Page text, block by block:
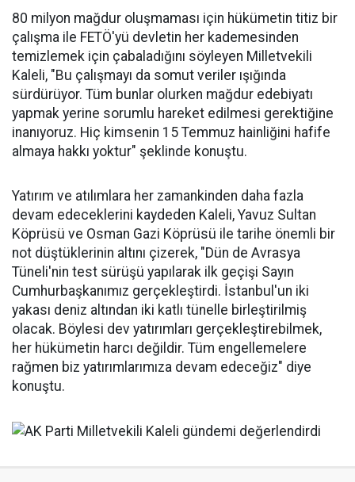
80 milyon mağdur oluşmaması için hükümetin titiz bir
çalışma ile FETÖ'yü devletin her kademesinden
temizlemek için çabaladığını söyleyen Milletvekili
Kaleli, "Bu çalışmayı da somut veriler ışığında
sürdürüyor. Tüm bunlar olurken mağdur edebiyatı
yapmak yerine sorumlu hareket edilmesi gerektiğine
inanıyoruz. Hiç kimsenin 15 Temmuz hainliğini hafife
almaya hakkı yoktur" şeklinde konuştu.
Yatırım ve atılımlara her zamankinden daha fazla
devam edeceklerini kaydeden Kaleli, Yavuz Sultan
Köprüsü ve Osman Gazi Köprüsü ile tarihe önemli bir
not düştüklerinin altını çizerek, "Dün de Avrasya
Tüneli'nin test sürüşü yapılarak ilk geçişi Sayın
Cumhurbaşkanımız gerçekleştirdi. İstanbul'un iki
yakası deniz altından iki katlı tünelle birleştirilmiş
olacak. Böylesi dev yatırımları gerçekleştirebilmek,
her hükümetin harcı değildir. Tüm engellemelere
rağmen biz yatırımlarımıza devam edeceğiz" diye
konuştu.